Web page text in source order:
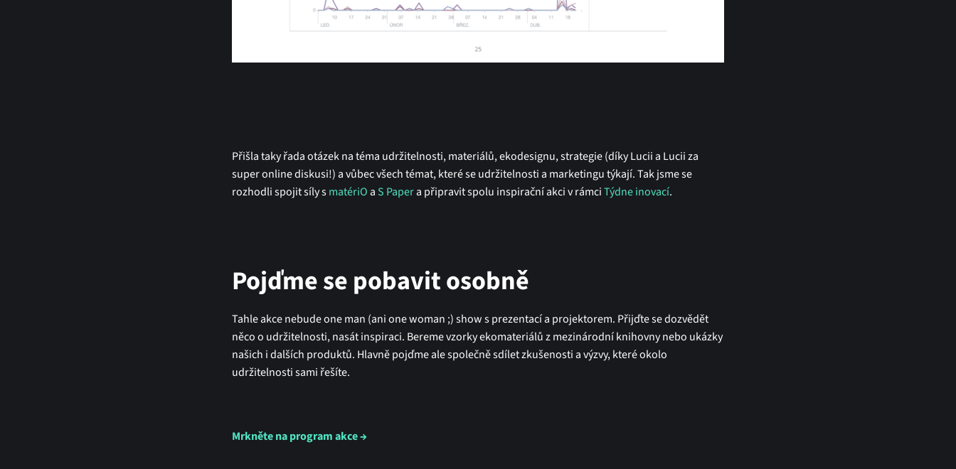
Přišla taky řada otázek na téma udržitelnosti, materiálů, ekodesignu, strategie (díky Lucii a Lucii za
super online diskusi!) a vůbec všech témat, které se udržitelnosti a marketingu týkají. Tak jsme se
rozhodli spojit síly smatériO a S Papera připravit spolu inspirační akci v rámciTýdne inovací.
Pojďme se pobavit osobně
Tahle akce nebude one man (ani one woman ;) show s prezentací a projektorem. Přijďte se dozvědět
něco o udržitelnosti, nasát inspiraci. Bereme vzorky ekomateriálů z mezinárodní knihovny nebo ukázky
našich i dalších produktů. Hlavně pojďme ale společně sdílet zkušenosti a výzvy, které okolo
udržitelnosti sami řešíte.
Mrkněte na program akce →